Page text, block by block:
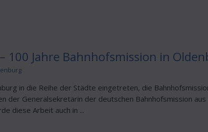
100 Jahre Bahnhofsmission in
in die Reihe der Städte eingetreten, die
der Generalsekretärin der deutschen Bahnhofsmission aus
diese Arbeit auch in ...